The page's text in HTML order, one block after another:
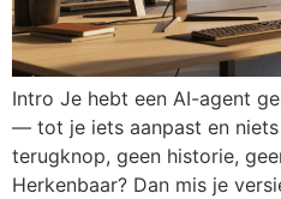
Intro Je hebt een AI-agent
— tot je iets aanpast en niets
terugknop, geen historie,
Herkenbaar? Dan mis je